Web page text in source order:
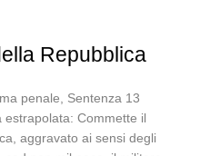
Repubblica
penale, Sentenza 13
Commette il
aggravato ai sensi degli